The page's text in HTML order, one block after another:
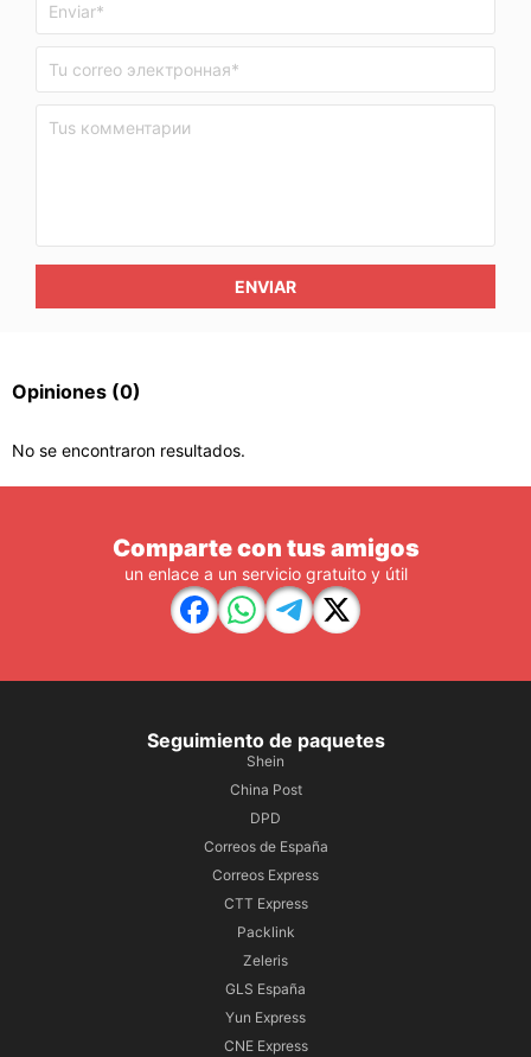
ENVIAR
Opiniones (0)
No se encontraron resultados.
Comparte con tus amigos
un enlace a un servicio gratuito y útil
Seguimiento de paquetes
Shein
China Post
DPD
Correos de España
Correos Express
CTT Express
Packlink
Zeleris
GLS España
Yun Express
CNE Express